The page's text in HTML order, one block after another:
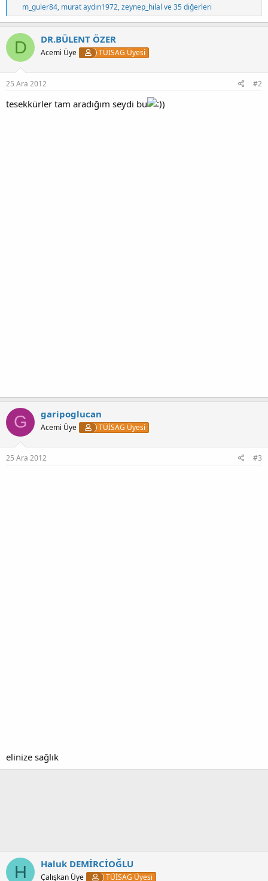
T
e
p
k
i
l
e
r
:
m_guler84, murat aydın1972,zeynep_hilal ve 35 diğerleri
D DR.BÜLENT ÖZER
Acemi Üye TÜİSAG Üyesi
25 Ara 2012 #2
tesekkürler tam aradığım seydi bu )
G garipoglucan
Acemi Üye TÜİSAG Üyesi
25 Ara 2012 #3
elinize sağlık
H Haluk DEMİRCİOĞLU
Çalışkan Üye TÜİSAG Üyesi